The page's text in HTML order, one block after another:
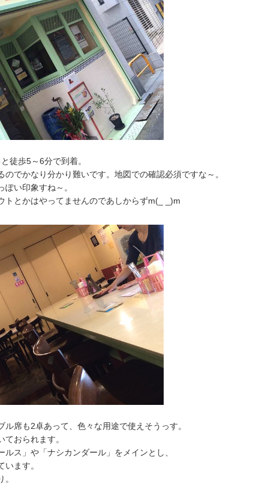
徒歩5～6分で到着。
でかなり分かり難いです。地図での確認必須ですな～。
い印象すね～。
トとかはやってませんのであしからずm(_ _)m
席も2卓あって、色々な用途で使えそうっす。
おられます。
ス」や「ナシカンダール」をメインとし、
ます。